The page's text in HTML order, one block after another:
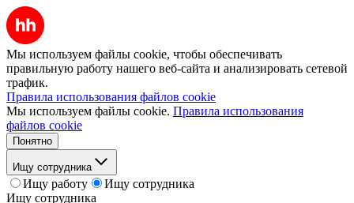
Мы используем файлы cookie, чтобы обеспечивать
правильную работу нашего веб-сайта и анализировать сетевой
трафик.
Правила использования файлов cookie
Мы используем файлы cookie. Правила использования
файлов cookie
Понятно
Ищу сотрудника
Ищу работу
Ищу сотрудника
Ищу сотрудника